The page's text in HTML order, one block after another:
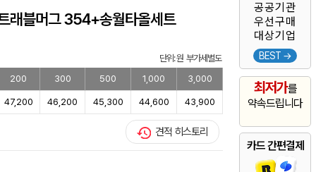
공공기관
우선구매
대상기업
BEST →
최저가를
약속드립니다
카드 간편결제
래블머그 354+송월타올세트
단위: 원 부가세별도
200
300 500 1,000 3,000
47,200 46,200 45,300 44,600 43,900
견적 히스토리